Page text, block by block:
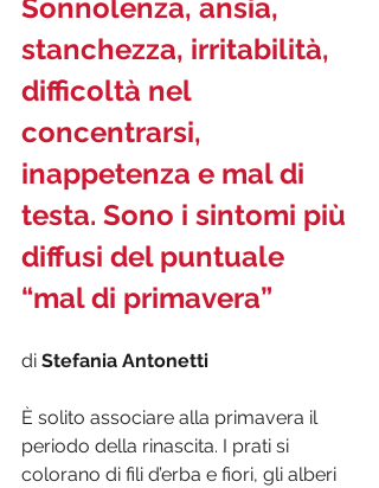
Sonnolenza, ansia,
stanchezza, irritabilità,
difficoltà nel
concentrarsi,
inappetenza e mal di
testa. Sono i sintomi più
diffusi del puntuale
“mal di primavera”
di Stefania Antonetti
È solito associare alla primavera il
periodo della rinascita. I prati si
colorano di fili d’erba e fiori, gli alberi